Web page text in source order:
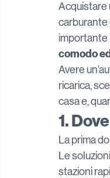
Acquistare
carburante
importante
comodo
Avere
ricarica,
casa e,
1.
La prima
Le
stazioni